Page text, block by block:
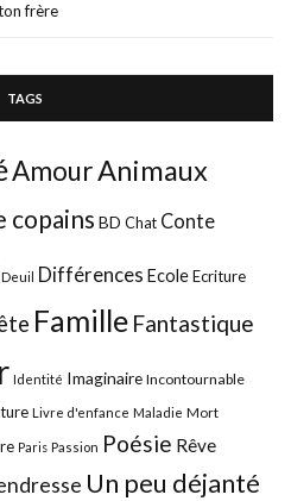
frère
TAGS
AmourAnimaux
copains BD Chat Conte
Deuil Différences EcoleEcriture
Famille Fantastique
Identité Imaginaire Incontournable
Livre d'enfance Maladie Mort
Paris Passion Poésie Rêve
Un peu déjanté